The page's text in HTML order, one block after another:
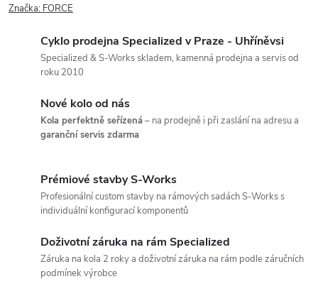
Značka: FORCE
Cyklo prodejna Specialized v Praze - Uhříněvsi
Specialized & S-Works skladem, kamenná prodejna a servis od
roku 2010
Nové kolo od nás
Kola perfektně seřízená– na prodejně i při zaslání na adresu a
garanční servis zdarma
Prémiové stavby S-Works
Profesionální custom stavby na rámových sadách S-Works s
individuální konfigurací komponentů
Doživotní záruka na rám Specialized
Záruka na kola 2 roky a doživotní záruka na rám podle záručních
podmínek výrobce